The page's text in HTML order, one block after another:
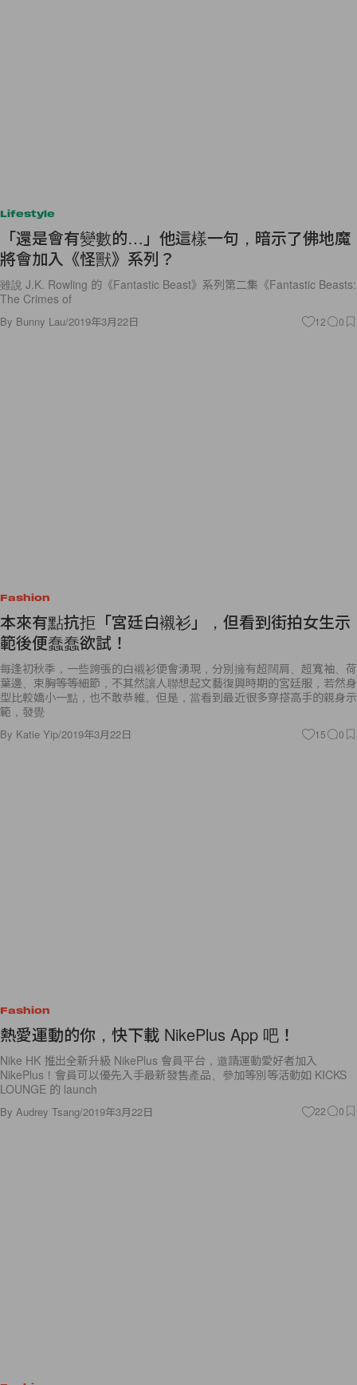
Lifestyle
「還是會有變數的…」他這樣一句，暗示了佛地魔
將會加入《怪獸》系列？
雖說 J.K. Rowling 的《Fantastic Beast》系列第二集《Fantastic Beasts:
The Crimes of
By Bunny Lau/2019年3月22日 12 0
Fashion
本來有點抗拒「宮廷白襯衫」，但看到街拍女生示
範後便蠢蠢欲試！
每逢初秋季，一些誇張的白襯衫便會湧現，分別擁有超闊肩、超寬袖、荷
葉邊、束胸等等細節，不其然讓人聯想起文藝復興時期的宮廷服，若然身
型比較嬌小一點，也不敢恭維。但是，當看到最近很多穿搭高手的親身示
範，發覺
By Katie Yip/2019年3月22日 15 0
Fashion
熱愛運動的你，快下載 NikePlus App 吧！
Nike HK 推出全新升級 NikePlus 會員平台，邀請運動愛好者加入
NikePlus！會員可以優先入手最新發售產品、參加等別等活動如 KICKS
LOUNGE 的 launch
By Audrey Tsang/2019年3月22日 22 0